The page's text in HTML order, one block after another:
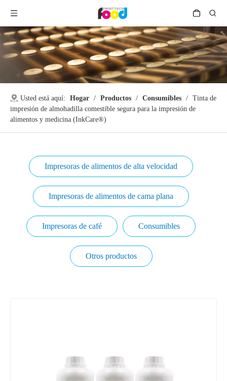
Usted está aquí: Hogar / Productos / Consumibles / Tinta de
impresión de almohadilla comestible segura para la impresión de
alimentos y medicina (InkCare®)
Impresoras de alimentos de alta velocidad
Impresoras de alimentos de cama plana
Impresoras de café Consumibles
Otros productos